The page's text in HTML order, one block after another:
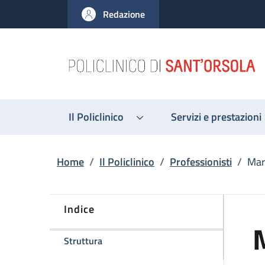
al contenuto principale
to footer content
Redazione
Il Policlinico Servizi e prestazioni
Briciole di pane
Home / Il Policlinico / Professionisti /
Indice
Strutturadella pagina Maria Santoro